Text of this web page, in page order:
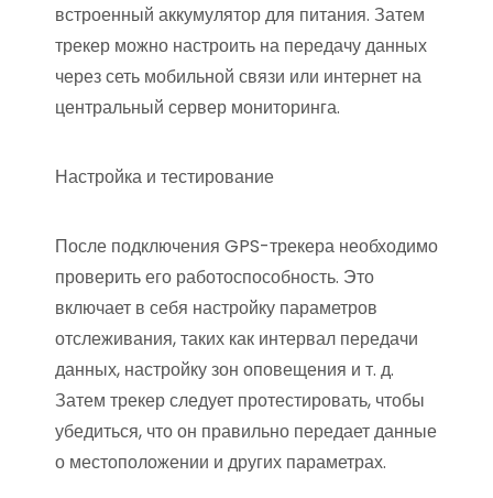
встроенный аккумулятор для питания. Затем
трекер можно настроить на передачу данных
через сеть мобильной связи или интернет на
центральный сервер мониторинга.
Настройка и тестирование
После подключения GPS-трекера необходимо
проверить его работоспособность. Это
включает в себя настройку параметров
отслеживания, таких как интервал передачи
данных, настройку зон оповещения и т. д.
Затем трекер следует протестировать, чтобы
убедиться, что он правильно передает данные
о местоположении и других параметрах.